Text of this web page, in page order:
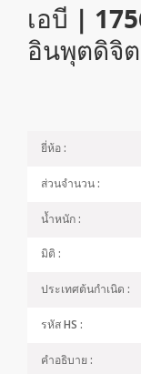
เอบี |
อินพุตดิจิ
ยี่ห้อ :
ส่วนจำนวน :
น้ำหนัก :
มิติ :
ประเทศต้นกำเนิด :
รหัส HS :
คำอธิบาย :